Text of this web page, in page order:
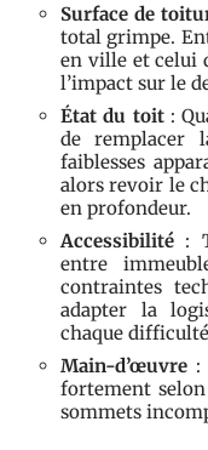
Surface de
total grimpe.
en ville et celui
l’impact sur le
État du toit:
de remplacer
faiblesses
alors revoir le
en profondeur.
Accessibilité :
entre
contraintes
adapter la
chaque
Main-d’œuvre :
fortement
sommets